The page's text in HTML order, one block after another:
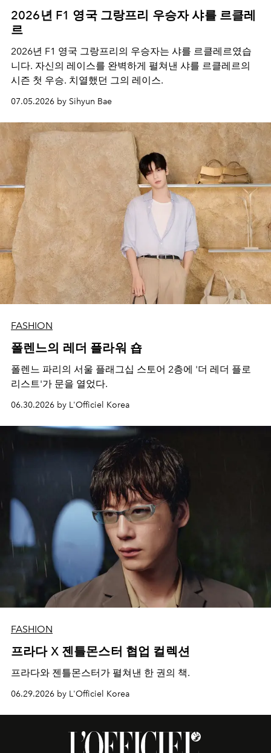
2026년 F1 영국 그랑프리 우승자 샤를 르클레
르
2026년 F1 영국 그랑프리의 우승자는 샤를 르클레르였습
니다. 자신의 레이스를 완벽하게 펼쳐낸 샤를 르클레르의
시즌 첫 우승. 치열했던 그의 레이스.
07.05.2026 by Sihyun Bae
FASHION
폴렌느의 레더 플라워 숍
폴렌느 파리의 서울 플래그십 스토어 2층에 '더 레더 플로
리스트'가 문을 열었다.
06.30.2026 by L'Officiel Korea
FASHION
프라다 X 젠틀몬스터 협업 컬렉션
프라다와 젠틀몬스터가 펼쳐낸 한 권의 책.
06.29.2026 by L'Officiel Korea